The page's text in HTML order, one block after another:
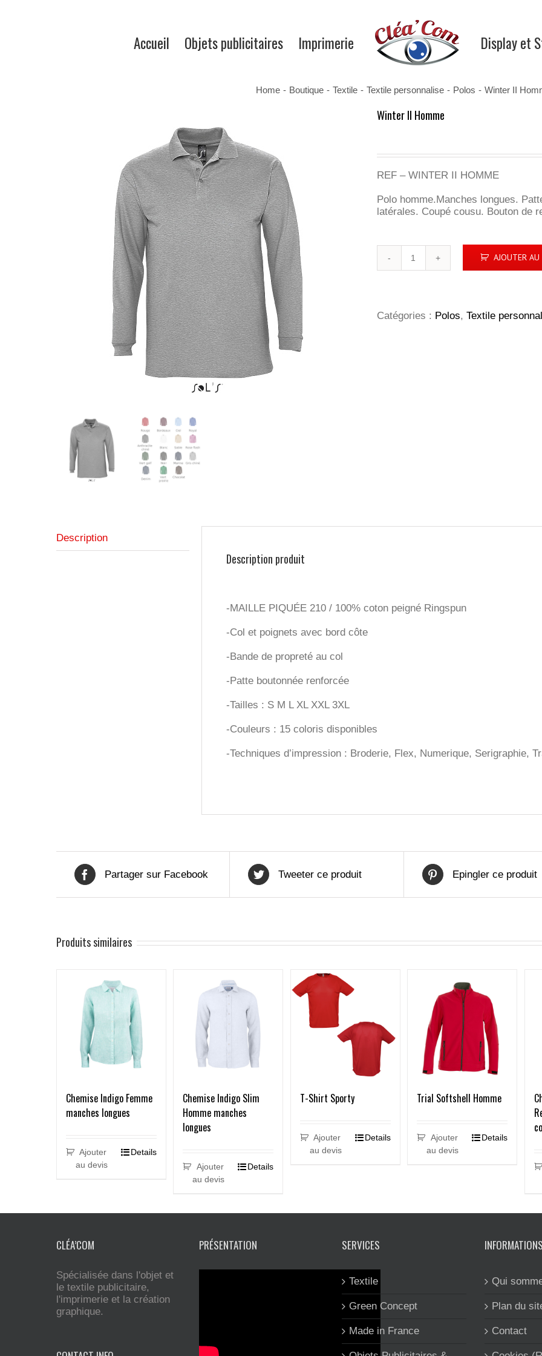
Accueil Objets publicitaires Imprimerie Display et
Home - Boutique - Textile - Textile personnalise - Polos - Winter II
Winter II Homme
REF – WINTER II HOMME
Polo homme.Manches longues.
latérales. Coupé cousu. Bouton de
de
AJOUTER
Catégories : Polos, Textile
Description
Description produit
-MAILLE PIQUÉE 210 / 100% coton peigné Ringspun
-Col et poignets avec bord côte
-Bande de propreté au col
-Patte boutonnée renforcée
-Tailles : S M L XL XXL 3XL
-Couleurs : 15 coloris disponibles
-Techniques d’impression : Broderie, Flex, Numerique, Serigraphie,
Partager sur Facebook Tweeter ce produit Epingler ce produit
Produits similaires
Chemise Indigo Femme
manches longues
Ajouter
au devis
Details
Chemise Indigo Slim
Homme manches
longues
Ajouter
au devis
Details
T-Shirt Sporty
Ajouter
au devis
Details
Trial Softshell Homme
Ajouter
au devis
Details
CLÉA’COM
Spécialisée dans l'objet et
le textile publicitaire,
l'imprimerie et la création
graphique.
PRÉSENTATION SERVICES
Textile
Green Concept
Made in France
Qui
Plan du
Contact